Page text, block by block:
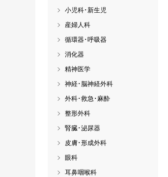
小児科･新生児
産婦人科
循環器･呼吸器
消化器
精神医学
神経･脳神経外科
外科･救急･麻酔
整形外科
腎臓･泌尿器
皮膚･形成外科
眼科
耳鼻咽喉科